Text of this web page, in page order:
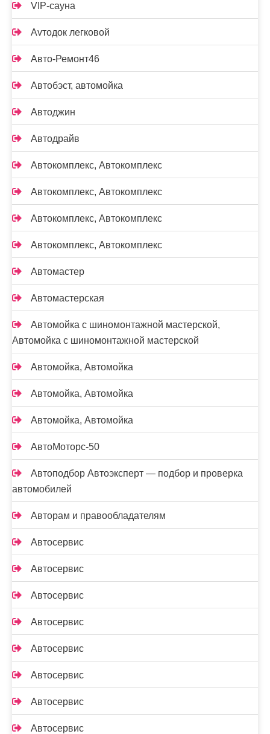
VIP-сауна
Аvтодок легковой
Авто-Ремонт46
Автобэст, автомойка
Автоджин
Автодрайв
Автокомплекс, Автокомплекс
Автокомплекс, Автокомплекс
Автокомплекс, Автокомплекс
Автокомплекс, Автокомплекс
Автомастер
Автомастерская
Автомойка с шиномонтажной мастерской,
Автомойка с шиномонтажной мастерской
Автомойка, Автомойка
Автомойка, Автомойка
Автомойка, Автомойка
АвтоМоторс-50
Автоподбор Автоэксперт — подбор и проверка
автомобилей
Авторам и правообладателям
Автосервис
Автосервис
Автосервис
Автосервис
Автосервис
Автосервис
Автосервис
Автосервис